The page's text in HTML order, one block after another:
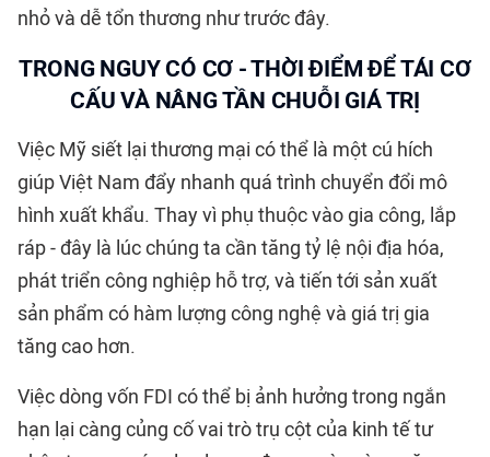
nhỏ và dễ tổn thương như trước đây.
TRONG NGUY CÓ CƠ - THỜI ĐIỂM ĐỂ TÁI CƠ
CẤU VÀ NÂNG TẦN CHUỖI GIÁ TRỊ
Việc Mỹ siết lại thương mại có thể là một cú hích
giúp Việt Nam đẩy nhanh quá trình chuyển đổi mô
hình xuất khẩu. Thay vì phụ thuộc vào gia công, lắp
ráp - đây là lúc chúng ta cần tăng tỷ lệ nội địa hóa,
phát triển công nghiệp hỗ trợ, và tiến tới sản xuất
sản phẩm có hàm lượng công nghệ và giá trị gia
tăng cao hơn.
Việc dòng vốn FDI có thể bị ảnh hưởng trong ngắn
hạn lại càng củng cố vai trò trụ cột của kinh tế tư